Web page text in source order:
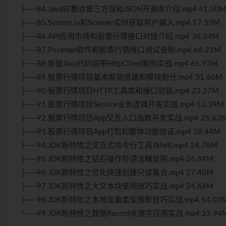
├──84.JavaSE整合第三方包和JSON开源库介绍.mp4 41.50M
├──85.System.in和Scanner实时获取用户输入.mp4 17.33M
├──86.API应用市场和股票行情接口对接介绍.mp4 36.24M
├──87.Postman软件和股票行情接口测试说明.mp4 66.21M
├──88.新版Java代码自带HttpClient案例实战.mp4 65.93M
├──89.股票行情项目基本框架搭建和模块划分.mp4 31.66M
├──90.股票行情项目HTTP工具类和接口封装.mp4 23.27M
├──91.股票行情项目Service业务逻辑开发实战.mp4 53.39M
├──92.股票行情项目App交互入口函数开发实战.mp4 25.63M
├──93.股票行情项目App打包和整体功能验证.mp4 38.44M
├──94.JDK新特性之交互式命令行工具JShell.mp4 24.78M
├──95.JDK新特性之钻石操作符语法糖说明.mp4 26.84M
├──96.JDK新特性之优化快速创建只读集合.mp4 27.40M
├──97.JDK新特性之大文本块使用技巧实战.mp4 24.66M
├──98.JDK新特性之本地变量类型推断技巧实战.mp4
└──99.JDK新特性之数据Record关键字应用实战.mp4